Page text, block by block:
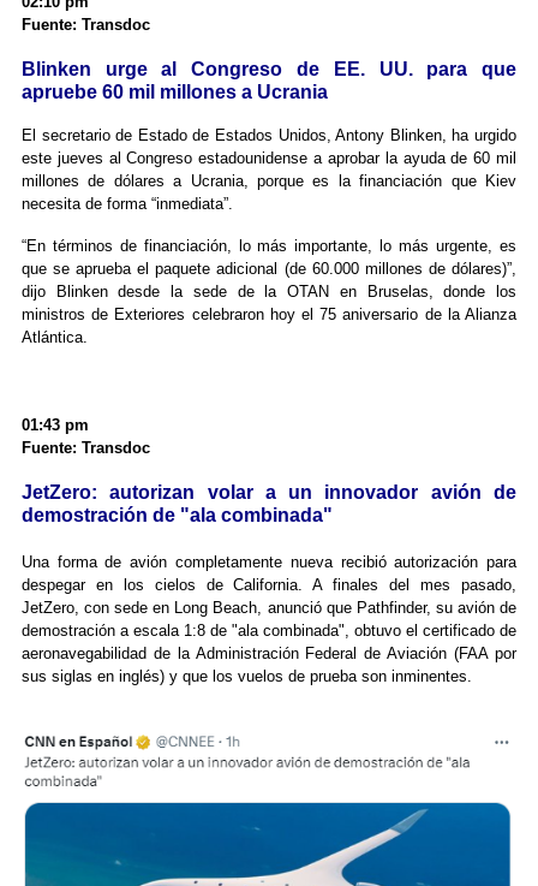
Fuente: Transdoc
Blinken urge al Congreso de EE. UU. para que
apruebe 60 mil millones a Ucrania
El secretario de Estado de Estados Unidos, Antony Blinken, ha urgido
este jueves al Congreso estadounidense a aprobar la ayuda de 60 mil
millones de dólares a Ucrania, porque es la financiación que Kiev
necesita de forma “inmediata”.
“En términos de financiación, lo más importante, lo más urgente, es
que se aprueba el paquete adicional (de 60.000 millones de dólares)”,
dijo Blinken desde la sede de la OTAN en Bruselas, donde los
ministros de Exteriores celebraron hoy el 75 aniversario de la Alianza
Atlántica.
01:43 pm
Fuente: Transdoc
JetZero: autorizan volar a un innovador avión de
demostración de "ala combinada"
Una forma de avión completamente nueva recibió autorización para
despegar en los cielos de California. A finales del mes pasado,
JetZero, con sede en Long Beach, anunció que Pathfinder, su avión de
demostración a escala 1:8 de "ala combinada", obtuvo el certificado de
aeronavegabilidad de la Administración Federal de Aviación (FAA por
sus siglas en inglés) y que los vuelos de prueba son inminentes.